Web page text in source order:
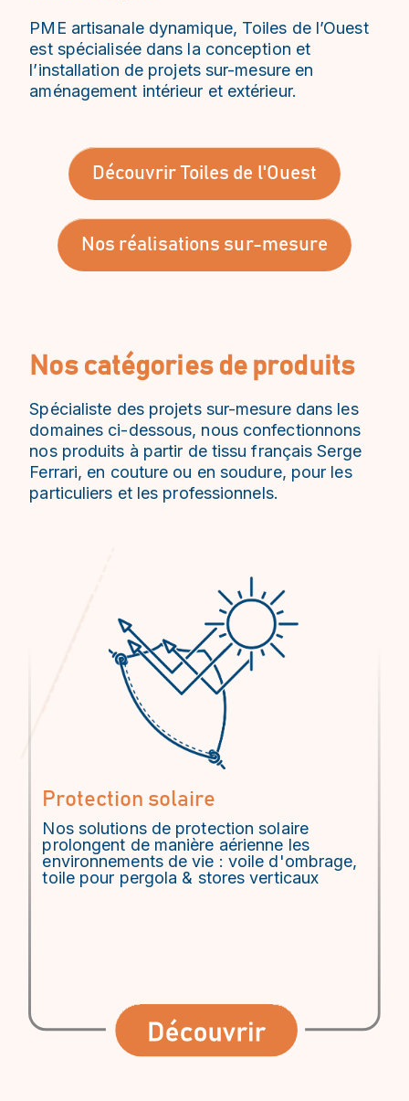
PME artisanale dynamique, Toiles de l’Ouest
est spécialisée dans la conception et
l’installation de projets sur-mesure en
aménagement intérieur et extérieur.
Découvrir Toiles de l'Ouest
Nos réalisations sur-mesure
Nos catégories de produits
Spécialiste des projets sur-mesure dans les
domaines ci-dessous, nous confectionnons
nos produits à partir de tissu français Serge
Ferrari, en couture ou en soudure, pour les
particuliers et les professionnels.
Protection solaire
Nos solutions de protection solaire
prolongent de manière aérienne les
environnements de vie : voile d'ombrage,
toile pour pergola & stores verticaux